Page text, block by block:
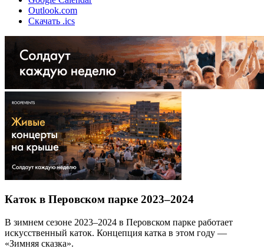
Outlook.com
Скачать .ics
Каток в Перовском парке 2023–2024
В зимнем сезоне 2023–2024 в Перовском парке работает
искусственный каток. Концепция катка в этом году —
«Зимняя сказка».